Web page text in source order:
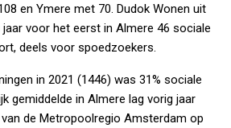
en Ymere met 70. Dudok Wonen uit
voor het eerst in Almere 46 sociale
deels voor spoedzoekers.
in 2021 (1446) was 31% sociale
gemiddelde in Almere lag vorig jaar
de Metropoolregio Amsterdam op